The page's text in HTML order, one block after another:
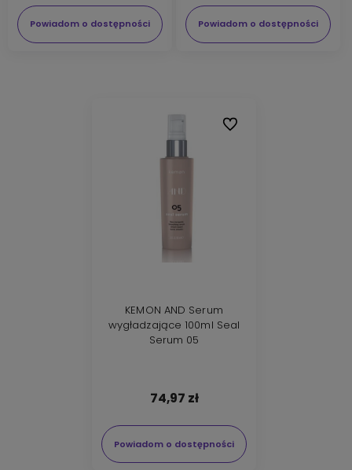
Powiadom o dostępności Powiadom o dostępności
KEMON AND Serum
wygładzające 100ml Seal
Serum 05
74,97 zł
Powiadom o dostępności
Do ulubionych